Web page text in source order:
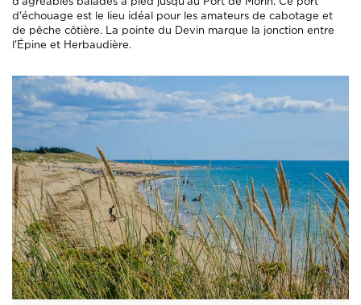
d'échouage est le lieu idéal pour les amateurs de cabotage et
de pêche côtière. La pointe du Devin marque la jonction entre
l'Épine et Herbaudière.